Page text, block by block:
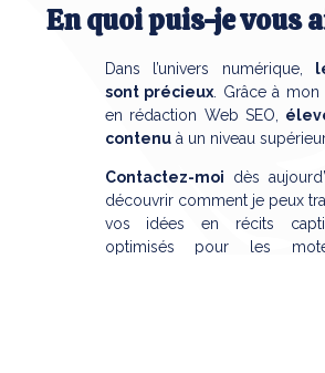
En quoi puis-je vous
Dans l’univers numérique,
sont précieux . Grâce à
en rédaction Web SEO,
contenuà un niveau
Contactez-moi dès
découvrir comment je peux
vos idées en récits
optimisés pour les